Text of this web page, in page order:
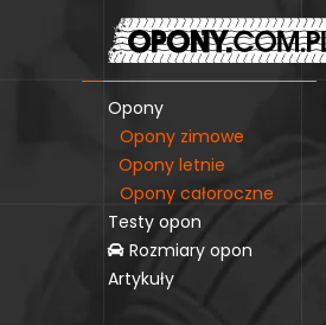
Opony
Opony zimowe
Opony letnie
Opony całoroczne
Testy opon
Rozmiary opon
Artykuły